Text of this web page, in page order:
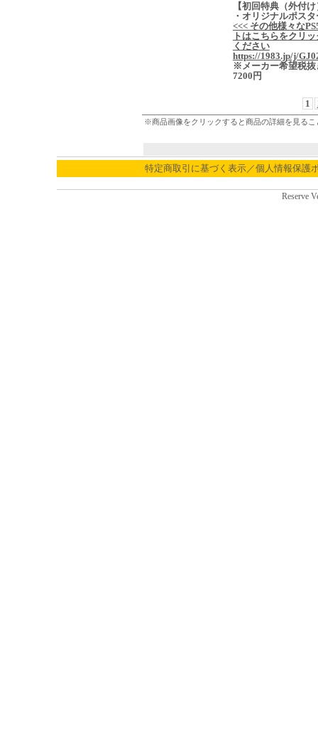
【初回特典（外付
・オリジナルポス
<<< その他様々な
トはこちらをクリ
ください
https://1983.jp/j/
※メーカー希望税抜
7200円
1
※商品画像をクリックすると商品の詳細を見るこ
特定商取引に基づく表示／個人情報保護
Reserve